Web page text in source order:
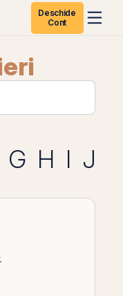
Deschide
Cont
G H I J